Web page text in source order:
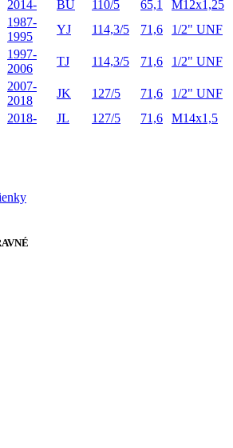
2014- BU 110/5 65,1
M12x1,25
1987-
1995
YJ 114,3/5 71,6 1/2" UNF
1997-
2006
TJ 114,3/5 71,6 1/2" UNF
2007-
2018
JK 127/5 71,6
1/2" UNF
2018- JL 127/5 71,6 M14x1,5